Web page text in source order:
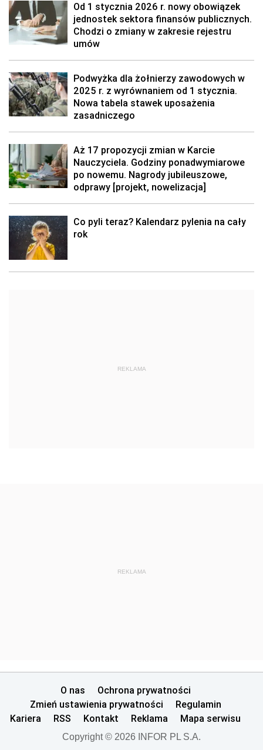
Od 1 stycznia 2026 r. nowy obowiązek
jednostek sektora finansów publicznych.
Chodzi o zmiany w zakresie rejestru
umów
Podwyżka dla żołnierzy zawodowych w
2025 r. z wyrównaniem od 1 stycznia.
Nowa tabela stawek uposażenia
zasadniczego
Aż 17 propozycji zmian w Karcie
Nauczyciela. Godziny ponadwymiarowe
po nowemu. Nagrody jubileuszowe,
odprawy [projekt, nowelizacja]
Co pyli teraz? Kalendarz pylenia na cały
rok
REKLAMA
REKLAMA
O nas
Ochrona prywatności
Zmień ustawienia prywatności
Regulamin
Kariera
RSS Kontakt Reklama Mapa serwisu
Copyright © 2026 INFOR PL S.A.